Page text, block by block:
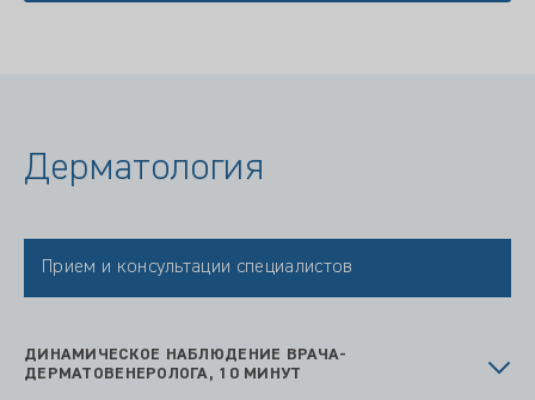
Дерматология
Прием и консультации специалистов
ДИНАМИЧЕСКОЕ НАБЛЮДЕНИЕ ВРАЧА-
ДЕРМАТОВЕНЕРОЛОГА, 10 МИНУТ